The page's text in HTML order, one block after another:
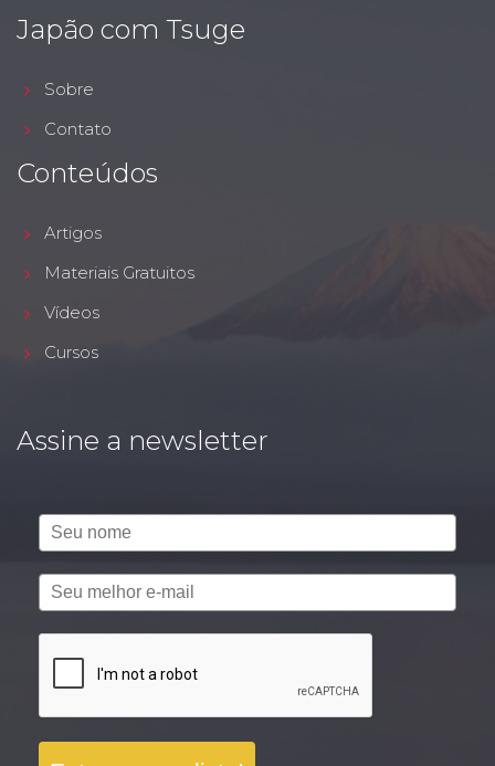
Japão com Tsuge
Sobre
Contato
Conteúdos
Artigos
Materiais Gratuitos
Vídeos
Cursos
Assine a newsletter